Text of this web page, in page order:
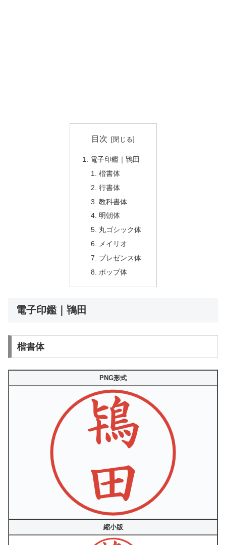
目次
電子印鑑｜鴇田
楷書体
行書体
教科書体
明朝体
丸ゴシック体
メイリオ
プレゼンス体
ポップ体
電子印鑑｜鴇田
楷書体
PNG形式
縮小版